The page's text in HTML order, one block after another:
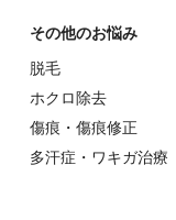
その他のお悩み
脱⽑
ホクロ除去
傷痕・傷痕修正
多汗症・ワキガ治療